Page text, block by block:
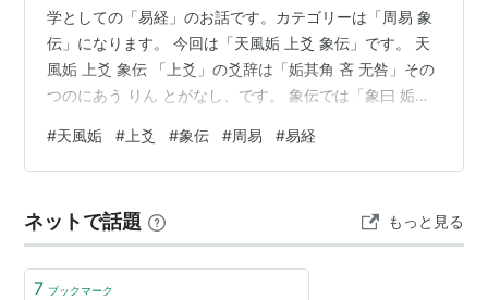
学としての「易経」のお話です。カテゴリーは「周易 象
伝」になります。 今回は「天風姤 上爻 象伝」です。 天
風姤 上爻 象伝 「上爻」の爻辞は「姤其角 吝 无咎」その
つのにあう りん とがなし、です。 象伝では「象曰 姤其
まってりんなり。 「天風姤 上爻」は比せず、応ぜず、
「陰位に陽」で位不正です。 良い所が無いね。 ただ
てケチを付けられているイメージです。 「三爻」とも応
じてないので「初爻」と応じようとしても遠すぎる、と
#天風姤 # 上爻 #象伝 #周易 #易経
ネットで話題 もっと見る
7 ブックマーク